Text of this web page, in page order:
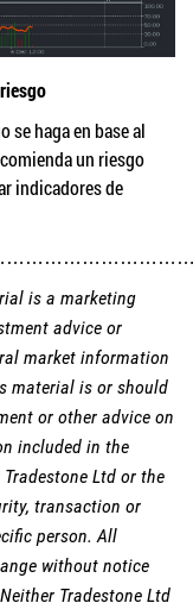
se haga en base al
un riesgo
indicadores de
is a marketing
advice or
market information
material is or should
or other advice on
included in the
Ltd or the
transaction or
person. All
without notice
Tradestone Ltd